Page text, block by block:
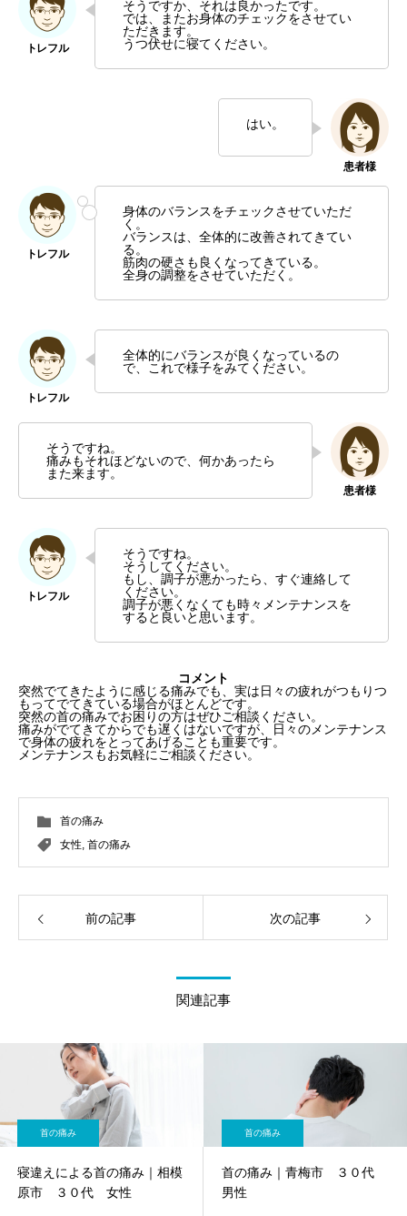
そうですか、それは良かったです。
では、またお身体のチェックをさせてい
ただきます。
うつ伏せに寝てください。
はい。
身体のバランスをチェックさせていただ
く。
バランスは、全体的に改善されてきてい
る。
筋肉の硬さも良くなってきている。
全身の調整をさせていただく。
全体的にバランスが良くなっているの
で、これで様子をみてください。
そうですね。
痛みもそれほどないので、何かあったら
また来ます。
そうですね。
そうしてください。
もし、調子が悪かったら、すぐ連絡して
ください。
調子が悪くなくても時々メンテナンスを
すると良いと思います。
コメント
突然でてきたように感じる痛みでも、実は日々の疲れがつもりつ
もってでてきている場合がほとんどです。
突然の首の痛みでお困りの方はぜひご相談ください。
痛みがでてきてからでも遅くはないですが、日々のメンテナンス
で身体の疲れをとってあげることも重要です。
メンテナンスもお気軽にご相談ください。
首の痛み
女性, 首の痛み
前の記事 次の記事
関連記事
首の痛み
寝違えによる首の痛み｜相模
原市 ３０代 女性
首の痛み
首の痛み｜青梅市 ３０代
男性